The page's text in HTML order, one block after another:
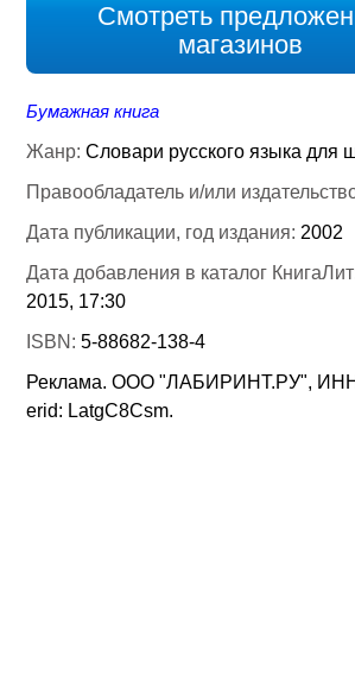
Смотреть
магазинов
Бумажная книга
Жанр:Словари русского языка для
Правообладатель и/или
Дата публикации, год издания: 2002
Дата добавления в каталог
2015, 17:30
ISBN:5-88682-138-4
Реклама. ООО "ЛАБИРИНТ.РУ",
erid: LatgC8Csm.